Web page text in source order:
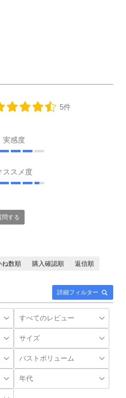
5件
実感度
ススメ度
問する
詳細フィルター
ね数順 購入確認順
返信順